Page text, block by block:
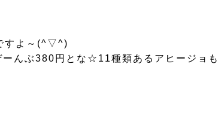
すよ～(^▽^)
んぶ380円とな☆11種類あるアヒージョも